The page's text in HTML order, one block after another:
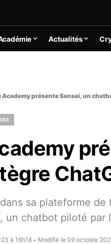
Actualités
Academy présente Sensei, un
sa plateforme
chatbot piloté par
à 16h18 • Modifié le 09 octobre